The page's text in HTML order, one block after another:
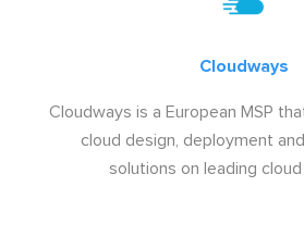
Cloudways
Cloudways is a European MSP
cloud design, deployment
solutions on leading